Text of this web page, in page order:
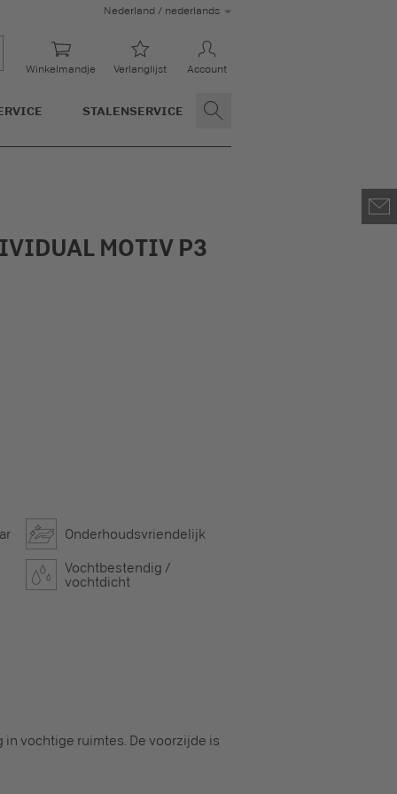
Nederland / nederlands
Winkelmandje Verlanglijst Account
STALENSERVICE
MOTIV P3
Onderhoudsvriendelijk
Vochtbestendig /
vochtdicht
vochtige ruimtes. De voorzijde is